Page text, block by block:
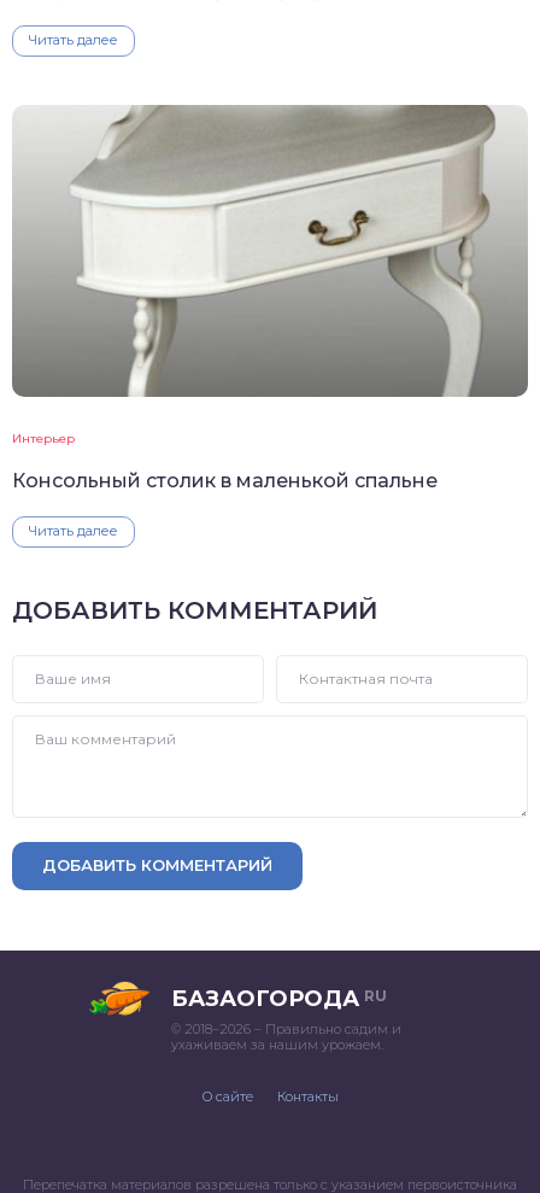
Читать далее
Интерьер
Консольный столик в маленькой спальне
Читать далее
ДОБАВИТЬ КОММЕНТАРИЙ
ДОБАВИТЬ КОММЕНТАРИЙ
БАЗАОГОРОДА RU
© 2018–2026 – Правильно садим и
ухаживаем за нашим урожаем.
О сайте Контакты
Перепечатка материалов разрешена только с указанием первоисточника